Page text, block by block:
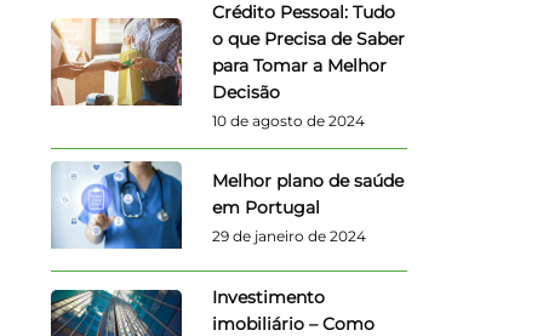
Crédito Pessoal: Tudo
o que Precisa de Saber
para Tomar a Melhor
Decisão
10 de agosto de 2024
Melhor plano de saúde
em Portugal
29 de janeiro de 2024
Investimento
imobiliário – Como